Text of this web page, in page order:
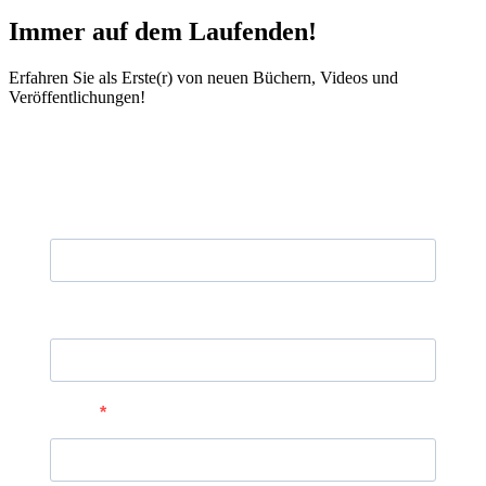
Immer auf dem Laufenden!
Erfahren Sie als Erste(r) von neuen Büchern, Videos und
Veröffentlichungen!